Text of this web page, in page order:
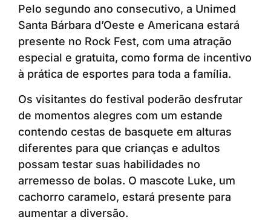
Pelo segundo ano consecutivo, a Unimed
Santa Bárbara d’Oeste e Americana estará
presente no Rock Fest, com uma atração
especial e gratuita, como forma de incentivo
à prática de esportes para toda a família.
Os visitantes do festival poderão desfrutar
de momentos alegres com um estande
contendo cestas de basquete em alturas
diferentes para que crianças e adultos
possam testar suas habilidades no
arremesso de bolas. O mascote Luke, um
cachorro caramelo, estará presente para
aumentar a diversão.